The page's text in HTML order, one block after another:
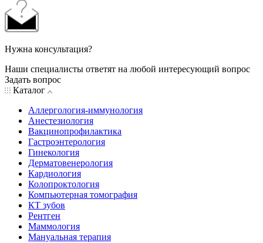
Нужна консультация?
Наши специалисты ответят на любой интересующий вопрос
Задать вопрос
Каталог
Аллергология-иммунология
Анестезиология
Вакцинопрофилактика
Гастроэнтерология
Гинекология
Дерматовенерология
Кардиология
Колопроктология
Компьютерная томография
КТ зубов
Рентген
Маммология
Мануальная терапия